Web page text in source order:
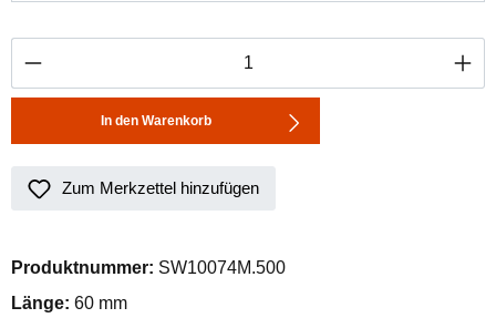
Produkt Anzahl: Gib den gewünschten
In den Warenkorb
Zum Merkzettel hinzufügen
Produktnummer: SW10074M.500
Länge: 60 mm